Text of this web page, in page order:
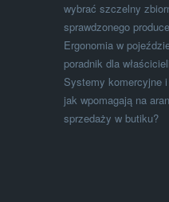
wybrać szczelny
sprawdzonego
Ergonomia w
poradnik dla
Systemy komercyjne
jak wpomagają na
sprzedaży w butiku?